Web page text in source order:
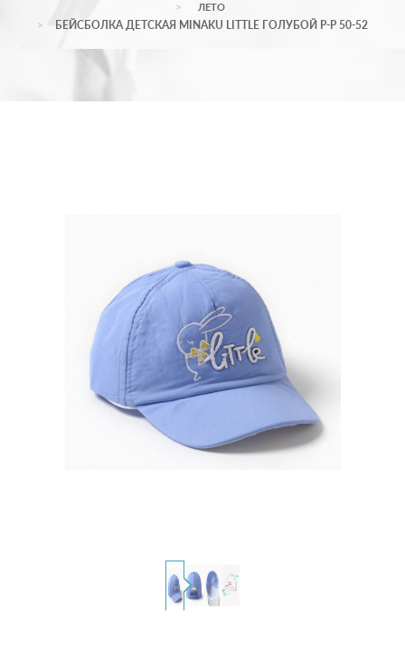
ЛЕТО
БЕЙСБОЛКА ДЕТСКАЯ MINAKU LITTLE ГОЛУБОЙ Р-Р 50-52